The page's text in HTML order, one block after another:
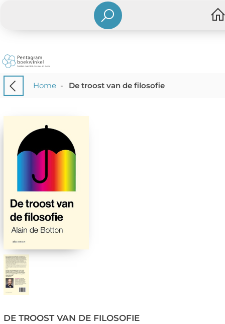
Home- De troost van de filosofie
DE TROOST VAN DE FILOSOFIE